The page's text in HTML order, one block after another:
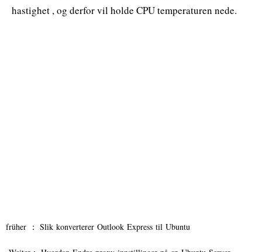
hastighet , og derfor vil holde CPU temperaturen nede.
früher ： Slik konverterer Outlook Express til Ubuntu